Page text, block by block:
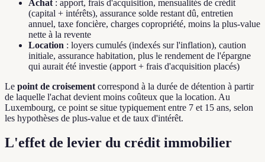
Achat : apport, frais d'acquisition, mensualités de crédit
(capital + intérêts), assurance solde restant dû, entretien
annuel, taxe foncière, charges copropriété, moins la plus-value
nette à la revente
Location : loyers cumulés (indexés sur l'inflation), caution
initiale, assurance habitation, plus le rendement de l'épargne
qui aurait été investie (apport + frais d'acquisition placés)
Le point de croisement correspond à la durée de détention à partir
de laquelle l'achat devient moins coûteux que la location. Au
Luxembourg, ce point se situe typiquement entre 7 et 15 ans, selon
les hypothèses de plus-value et de taux d'intérêt.
L'effet de levier du crédit immobilier